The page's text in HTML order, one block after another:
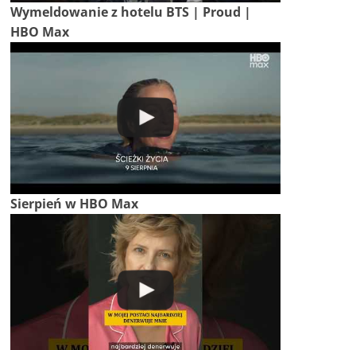
Wymeldowanie z hotelu BTS | Proud |
HBO Max
Sierpień w HBO Max